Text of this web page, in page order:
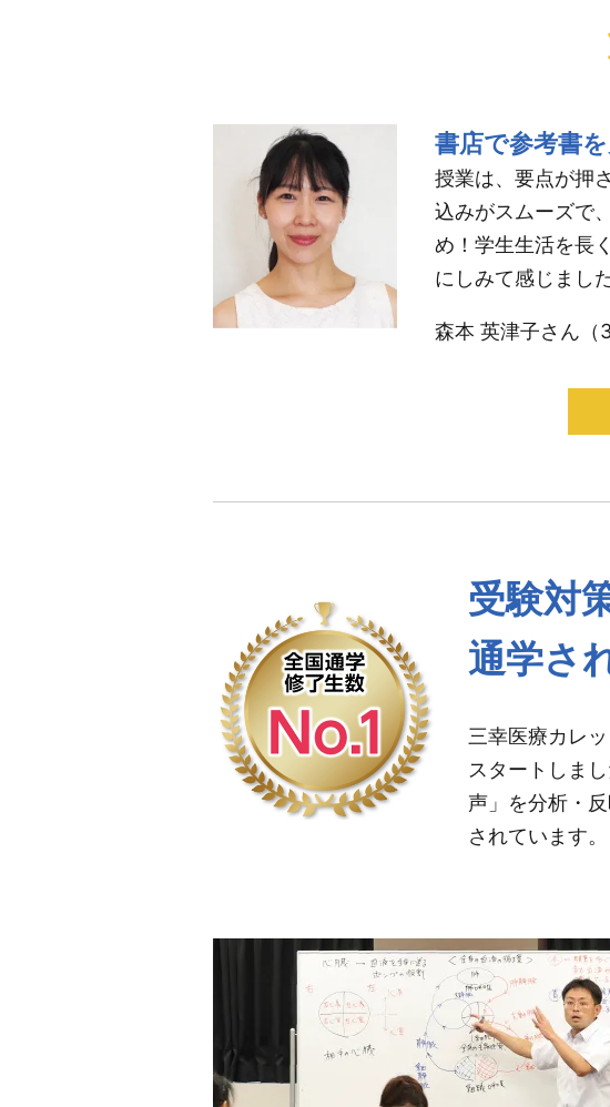
書店で参考書
授業は、要点が押
込みがスムーズで
め！学生生活を長
にしみて感じました
森本 英津子さん（
受験対
通学さ
三幸医療カレ
スタートしま
声」を分析・
されています。